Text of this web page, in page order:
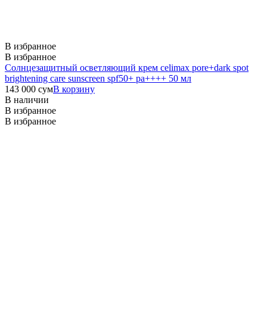
В избранное
В избранное
Солнцезащитный осветляющий крем celimax pore+dark spot
brightening care sunscreen spf50+ pa++++ 50 мл
143 000 сумВ корзину
В наличии
В избранное
В избранное